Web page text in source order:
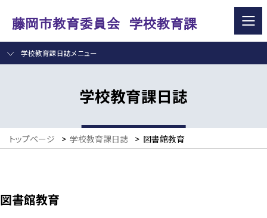
学校教育課日誌メニュー
学校教育課日誌
トップページ > 学校教育課日誌 > 図書館教育
図書館教育